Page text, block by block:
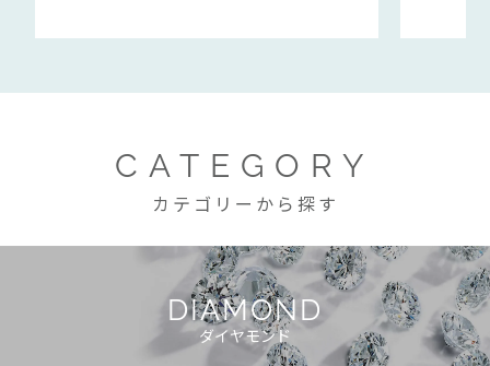
CATEGORY
カテゴリーから探す
DIAMOND
ダイヤモンド